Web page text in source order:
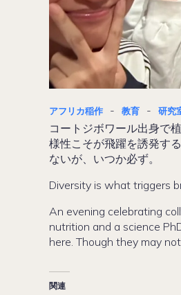
アフリカ稲作 - 教育 - 研究
コートジボワール出身で
様性こそが飛躍を誘発す
ないが、いつか必ず。
Diversity is what triggers
An evening celebrating
nutrition and a science
here. Though they may
関連